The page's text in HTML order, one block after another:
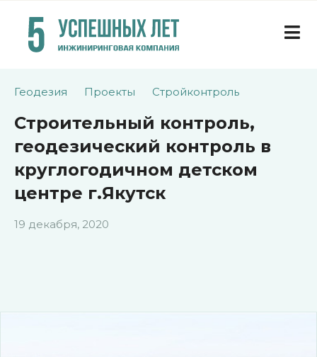
Геодезия Проекты Стройконтроль
Строительный контроль,
геодезический контроль в
круглогодичном детском
центре г.Якутск
19 декабря, 2020